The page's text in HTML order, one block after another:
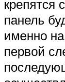
крепятся
панель
именно
первой